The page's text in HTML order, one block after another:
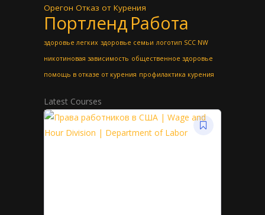
Орегон Отказ от Курения
Портленд Работа
здоровье легких здоровье семьи логотип SCC NW
никотиновая зависимость общественное здоровье
помощь в отказе от курения профилактика курения
Latest Courses